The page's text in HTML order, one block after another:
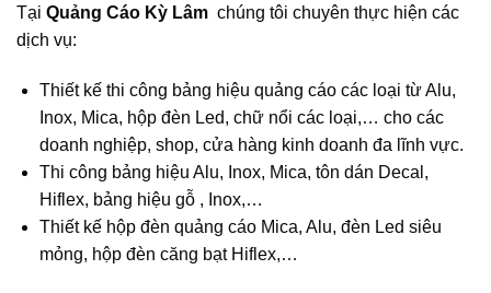
Tại Quảng Cáo Kỳ Lâm chúng tôi chuyên thực hiện các
dịch vụ:
Thiết kế thi công bảng hiệu quảng cáo các loại từ Alu,
Inox, Mica, hộp đèn Led, chữ nổi các loại,… cho các
doanh nghiệp, shop, cửa hàng kinh doanh đa lĩnh vực.
Thi công bảng hiệu Alu, Inox, Mica, tôn dán Decal,
Hiflex, bảng hiệu gỗ , Inox,…
Thiết kế hộp đèn quảng cáo Mica, Alu, đèn Led siêu
mỏng, hộp đèn căng bạt Hiflex,…